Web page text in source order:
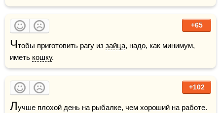
+65
Чтобы приготовить рагу из зайца, надо, как минимум,
иметь кошку.
+102
Лучше плохой день на рыбалке, чем хороший на работе.